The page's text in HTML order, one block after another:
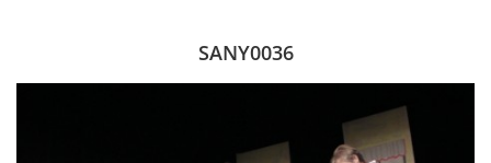
SANY0036